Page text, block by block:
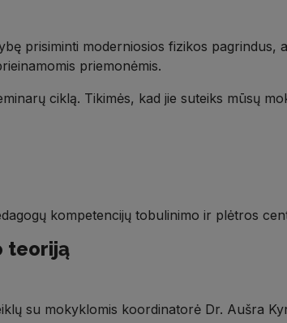
prisiminti moderniosios fizikos pagrindus,
priemonėmis.
ciklą. Tikimės, kad jie suteiks mūsų
kompetencijų tobulinimo ir plėtros
teoriją
su mokyklomis koordinatorė Dr. Aušra